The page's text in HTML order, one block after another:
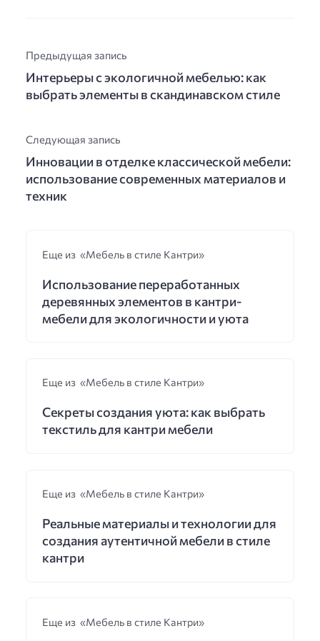
Предыдущая запись
Интерьеры с экологичной мебелью: как
выбрать элементы в скандинавском стиле
Следующая запись
Инновации в отделке классической мебели:
использование современных материалов и
техник
Еще из «Мебель в стиле Кантри»
Использование переработанных
деревянных элементов в кантри-
мебели для экологичности и уюта
Еще из «Мебель в стиле Кантри»
Секреты создания уюта: как выбрать
текстиль для кантри мебели
Еще из «Мебель в стиле Кантри»
Реальные материалы и технологии для
создания аутентичной мебели в стиле
кантри
Еще из «Мебель в стиле Кантри»